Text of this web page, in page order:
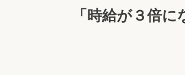
「時給が３倍に